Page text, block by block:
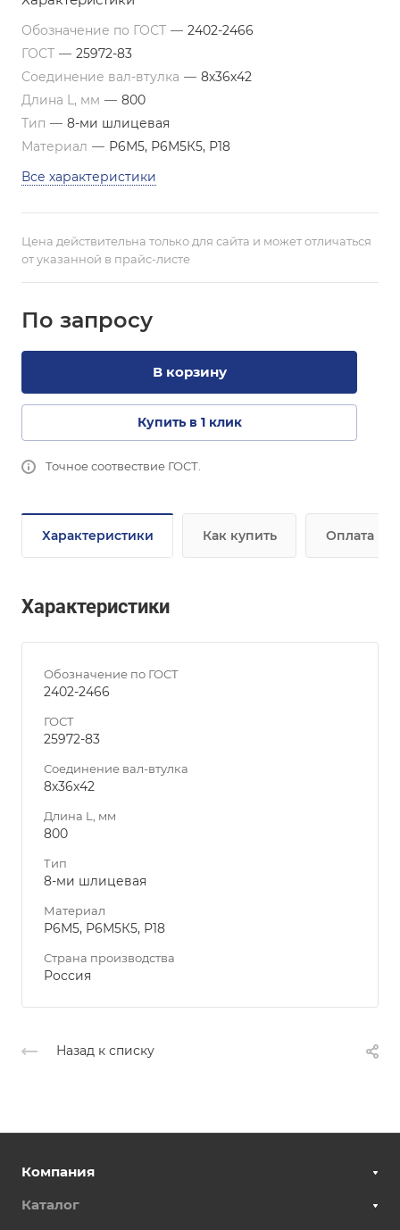
Обозначение по ГОСТ — 2402-2466
ГОСТ — 25972-83
Соединение вал-втулка — 8х36х42
Длина L, мм — 800
Тип — 8-ми шлицевая
Материал — Р6М5, Р6М5К5, Р18
Все характеристики
Цена действительна только для сайта и может отличаться
от указанной в прайс-листе
По запросу
В корзину
Купить в 1 клик
Точное соотвествие ГОСТ.
Характеристики Как купить Оплата
Характеристики
Обозначение по ГОСТ
2402-2466
ГОСТ
25972-83
Соединение вал-втулка
8х36х42
Длина L, мм
800
Тип
8-ми шлицевая
Материал
Р6М5, Р6М5К5, Р18
Страна производства
Россия
Назад к списку
Компания
Каталог